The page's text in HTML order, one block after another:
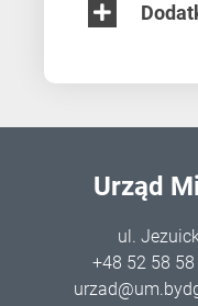
Urząd
ul.
+48 52 58 58